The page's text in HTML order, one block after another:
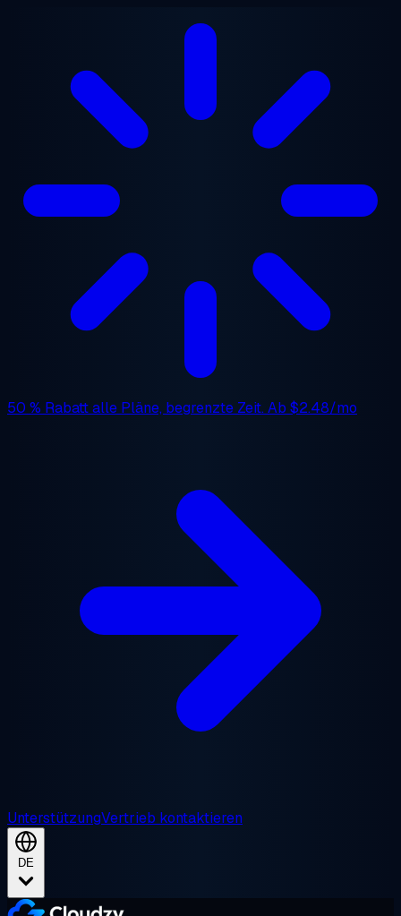
50 % Rabattalle Pläne, begrenzte Zeit. Ab $2.48/mo
UnterstützungVertrieb kontaktieren
DE